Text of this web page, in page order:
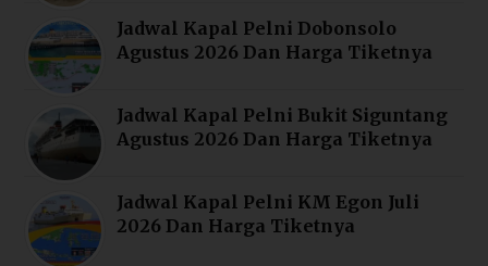
Jadwal Kapal Pelni Dobonsolo
Agustus 2026 Dan Harga Tiketnya
Jadwal Kapal Pelni Bukit Siguntang
Agustus 2026 Dan Harga Tiketnya
Jadwal Kapal Pelni KM Egon Juli
2026 Dan Harga Tiketnya